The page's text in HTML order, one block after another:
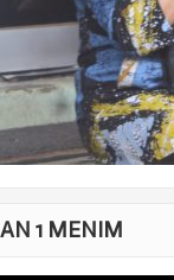
1 MENIM